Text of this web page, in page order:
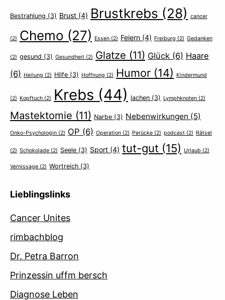
Bestrahlung (3) Brust (4) Brustkrebs (28) cancer
(2) Chemo (27) Essen (2) Feiern (4) Freiburg (2) Gedanken
(2) gesund (3) Gesundheit (2) Glatze (11) Glück (6) Haare
(6) Heilung (2) Hilfe (3) Hoffnung (2) Humor (14) Kindermund
(2) Kopftuch (2) Krebs (44) lachen (3) Lymphknoten (2)
Mastektomie (11) Narbe (3) Nebenwirkungen (5)
Onko-Psychologin (2) OP (6) Operation (2) Perücke (2) podcast (2) Rätsel
(2) Schokolade (2) Seele (3) Sport (4) tut-gut (15) Urlaub (2)
Vernissage (2) Wortreich (3)
Lieblingslinks
Cancer Unites
rimbachblog
Dr. Petra Barron
Prinzessin uffm bersch
Diagnose Leben